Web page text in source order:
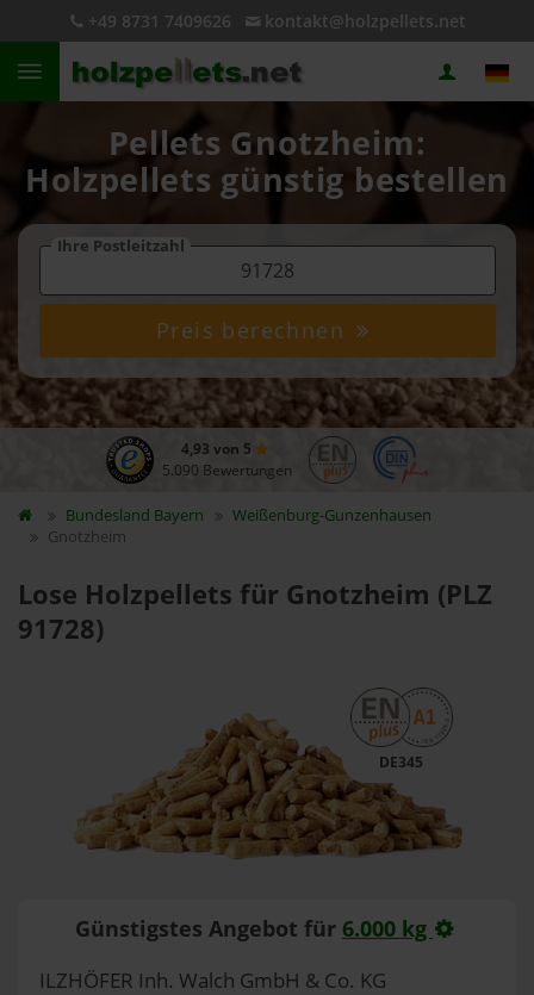
+49 8731 7409626 kontakt@holzpellets.net
Pellets Gnotzheim:
Holzpellets günstig bestellen
Ihre Postleitzahl
Preis berechnen
4,93 von 5
5.090 Bewertungen
Bundesland Bayern
Weißenburg-Gunzenhausen
Gnotzheim
Lose Holzpellets für Gnotzheim (PLZ
91728)
DE345
Günstigstes Angebot für 6.000 kg
ILZHÖFER Inh. Walch GmbH & Co. KG